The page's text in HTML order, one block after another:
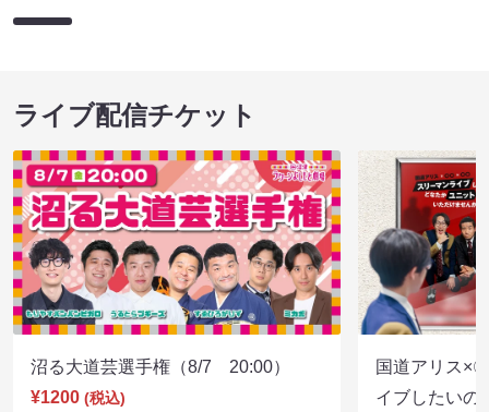
ライブ配信チケット
沼る大道芸選手権（8/7 20:00）
¥1200 (税込)
国道アリス×
イブしたいの